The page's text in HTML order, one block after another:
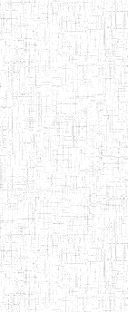
Type Nature
ENIEG Public
ENIEG Public